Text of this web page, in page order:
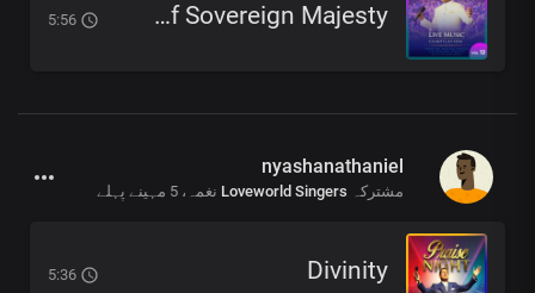
The Person Of Sovereign Majesty
nyashanathaniel
مشترکہ Loveworld Singers نغمہ، 5 مہینے پہلے
Divinity